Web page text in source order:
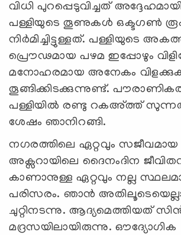
വിധി പുറപ്പെടുവിച്ചത്
പള്ളിയുടെ തൂണുകൾ ഒക്ടഗൺ
നിർമിച്ചിട്ടുള്ളത്. പള്ളിയുടെ
പ്രൌഢമായ പഴമ ഇപ്പോഴും
മനോഹരമായ അനേകം
തൂങ്ങിക്കിടക്കുന്നുണ്ട്.
പള്ളിയിൽ രണ്ടു റകഅ്ത്ത്
ശേഷം ഞാനിറങ്ങി.
നഗരത്തിലെ ഏറ്റവും സജീവമായ
അക്സറായിലെ ദൈനംദിന
കാണാനുള്ള ഏറ്റവും നല്ല
പരിസരം. ഞാന്‍
ചുറ്റിനടന്നു. ആദ്യമെത്തിയത്
മദ്രസയിലായിരുന്നു. ഔദ്യോഗിക